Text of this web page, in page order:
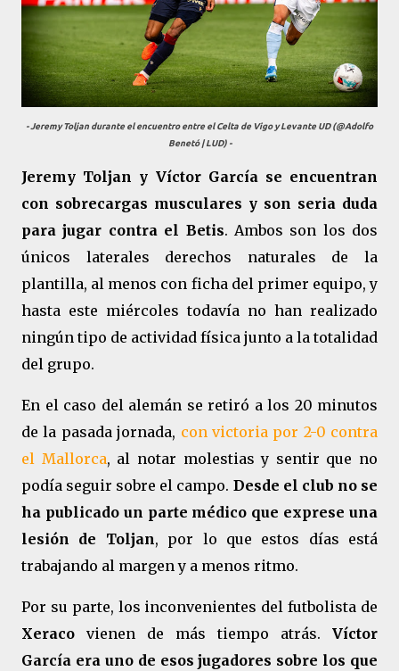
- Jeremy Toljan durante el encuentro entre el Celta de Vigo y Levante UD (@Adolfo
Benetó | LUD) -
Jeremy Toljan y Víctor García se encuentran
con sobrecargas musculares y son seria duda
para jugar contra el Betis. Ambos son los dos
únicos laterales derechos naturales de la
plantilla, al menos con ficha del primer equipo, y
hasta este miércoles todavía no han realizado
ningún tipo de actividad física junto a la totalidad
del grupo.
En el caso del alemán se retiró a los 20 minutos
de la pasada jornada, con victoria por 2-0 contra
el Mallorca, al notar molestias y sentir que no
podía seguir sobre el campo. Desde el club no se
ha publicado un parte médico que exprese una
lesión de Toljan, por lo que estos días está
trabajando al margen y a menos ritmo.
Por su parte, los inconvenientes del futbolista de
Xeraco vienen de más tiempo atrás. Víctor
García era uno de esos jugadores sobre los que